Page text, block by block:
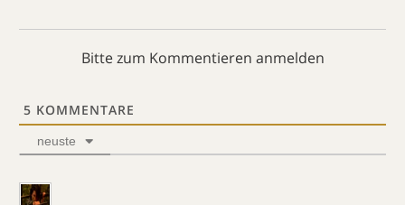
Bitte zum Kommentieren anmelden
5 KOMMENTARE
neuste